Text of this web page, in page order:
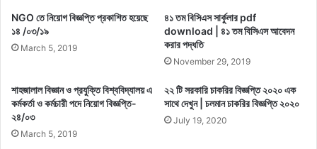
NGO তে নিয়োগ বিজ্ঞপ্তি প্রকাশিত হয়েছে
১৪ /০৩/১৯
March 5, 2019
৪১ তম বিসিএস সার্কুলার pdf
download | ৪১ তম বিসিএস আবেদন
করার পদ্ধতি
November 29, 2019
শাহজালাল বিজ্ঞান ও প্রযুক্তি বিশ্ববিদ্যালয় এ
কর্মকর্তা ও কর্মচারী পদে নিয়োগ বিজ্ঞপ্তি-
২৪/০৩
March 5, 2019
২২ টি সরকারি চাকরির বিজ্ঞপ্তি ২০২০ এক
সাথে দেখুন | চলমান চাকরির বিজ্ঞপ্তি ২০২০
July 19, 2020